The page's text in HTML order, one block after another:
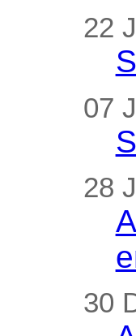
22
07
28
30